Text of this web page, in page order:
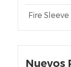
Fire Sleeve
Nuevos